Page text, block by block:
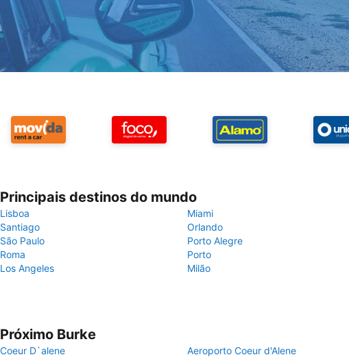
Principais destinos do mundo
Lisboa
Miami
Santiago
Orlando
São Paulo
Porto Alegre
Roma
Porto
Los Angeles
Milão
Próximo Burke
Coeur D`alene Aeroporto Coeur d'Alene